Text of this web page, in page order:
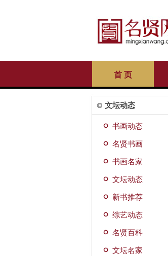
首 页
文坛动态
书画动态
名贤书画
书画名家
文坛动态
新书推荐
综艺动态
名贤百科
文坛名家